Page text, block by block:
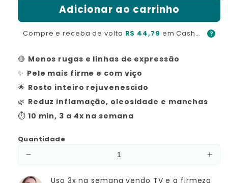
Adicionar ao carrinho
Compre e receba de volta R$ 44,79 em Cashback ?
🔴 Menos rugas e linhas de expressão
✨ Pele mais firme e com viço
🌟 Rosto inteiro rejuvenescido
🌿 Reduz inflamação, oleosidade e manchas
⏱️ 10 min, 3 a 4x na semana
Quantidade
quantidadeUso 3x na semana vendo TV e a firmeza